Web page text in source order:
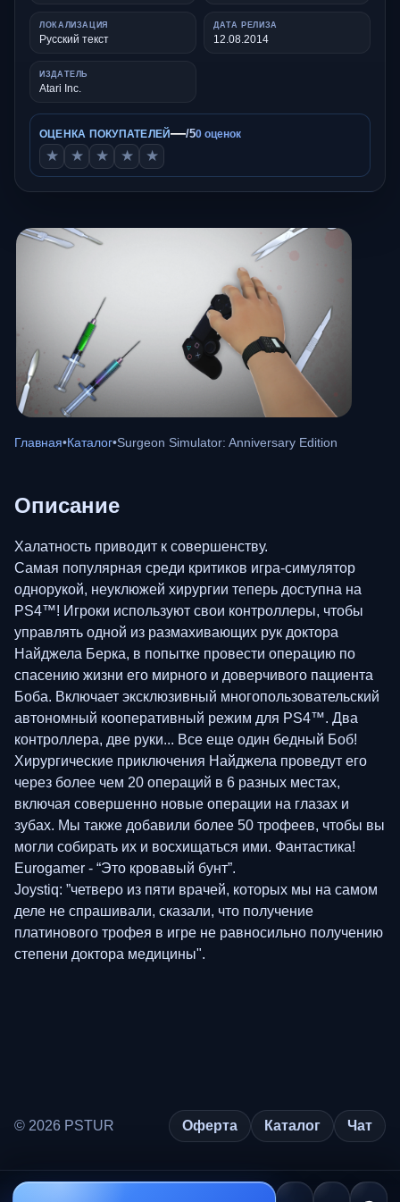
ЛОКАЛИЗАЦИЯ
Русский текст
ДАТА РЕЛИЗА
12.08.2014
ИЗДАТЕЛЬ
Atari Inc.
ОЦЕНКА ПОКУПАТЕЛЕЙ—/50 оценок
★ ★ ★ ★ ★
Главная•Каталог•Surgeon Simulator: Anniversary Edition
Описание
Халатность приводит к совершенству.
Самая популярная среди критиков игра-симулятор
однорукой, неуклюжей хирургии теперь доступна на
PS4™! Игроки используют свои контроллеры, чтобы
управлять одной из размахивающих рук доктора
Найджела Берка, в попытке провести операцию по
спасению жизни его мирного и доверчивого пациента
Боба. Включает эксклюзивный многопользовательский
автономный кооперативный режим для PS4™. Два
контроллера, две руки... Все еще один бедный Боб!
Хирургические приключения Найджела проведут его
через более чем 20 операций в 6 разных местах,
включая совершенно новые операции на глазах и
зубах. Мы также добавили более 50 трофеев, чтобы вы
могли собирать их и восхищаться ими. Фантастика!
Eurogamer - “Это кровавый бунт”.
Joystiq: ”четверо из пяти врачей, которых мы на самом
деле не спрашивали, сказали, что получение
платинового трофея в игре не равносильно получению
степени доктора медицины".
© 2026 PSTUR Оферта Каталог Чат